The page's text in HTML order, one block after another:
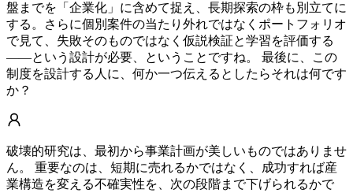
盤までを「企業化」に含めて捉え、長期探索の枠も別立てに
する。さらに個別案件の当たり外れではなくポートフォリオ
で見て、失敗そのものではなく仮説検証と学習を評価する
——という設計が必要、ということですね。 最後に、この
制度を設計する人に、何か一つ伝えるとしたらそれは何です
か？
破壊的研究は、最初から事業計画が美しいものではありませ
ん。 重要なのは、短期に売れるかではなく、成功すれば産
業構造を変える不確実性を、次の段階まで下げられるかで